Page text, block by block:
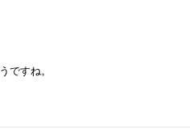
ですね。